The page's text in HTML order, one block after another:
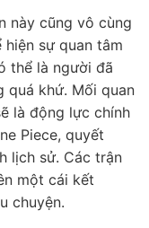
này cũng vô cùng
sự quan tâm
thể là người đã
quá khứ. Mối quan
là động lực chính
Piece, quyết
lịch sử. Các trận
một cái kết
chuyện.